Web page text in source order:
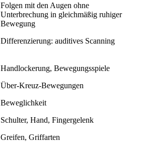
Folgen mit den Augen ohne
Unterbrechung in gleichmäßig ruhiger
Bewegung
Differenzierung: auditives Scanning
Handlockerung, Bewegungsspiele
Über-Kreuz-Bewegungen
Beweglichkeit
Schulter, Hand, Fingergelenk
Greifen, Griffarten